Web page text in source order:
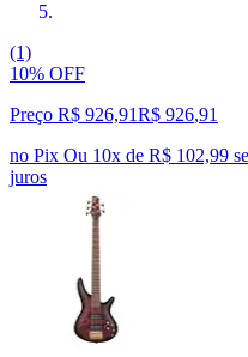
(1)
10% OFF
Preço R$ 926,91R$ 926,91
no Pix Ou 10x de R$ 102,99
juros